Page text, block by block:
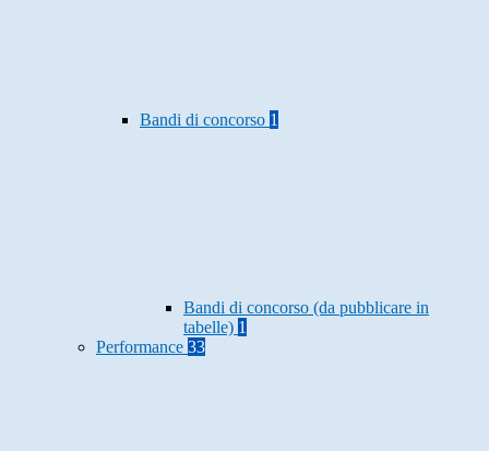
Bandi di concorso 1
Bandi di concorso (da pubblicare in
tabelle) 1
Performance 33